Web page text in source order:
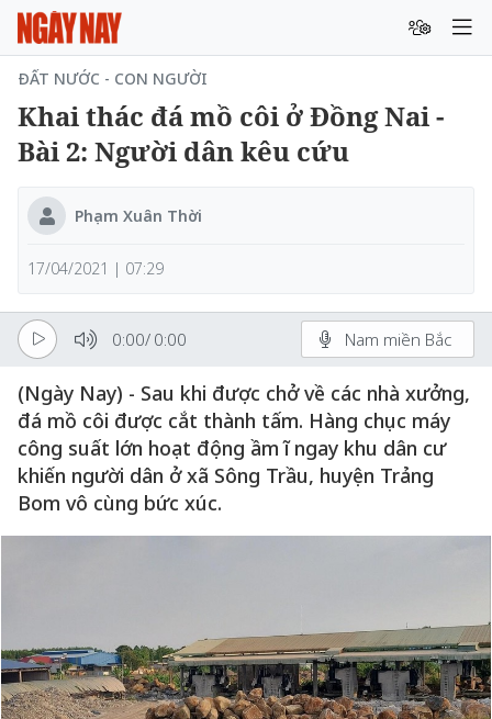
ĐẤT NƯỚC - CON NGƯỜI
Khai thác đá mồ côi ở Đồng Nai -
Bài 2: Người dân kêu cứu
Phạm Xuân Thời
17/04/2021 | 07:29
0:00/ 0:00 Nam miền Bắc
(Ngày Nay) - Sau khi được chở về các nhà xưởng,
đá mồ côi được cắt thành tấm. Hàng chục máy
công suất lớn hoạt động ầm ĩ ngay khu dân cư
khiến người dân ở xã Sông Trầu, huyện Trảng
Bom vô cùng bức xúc.